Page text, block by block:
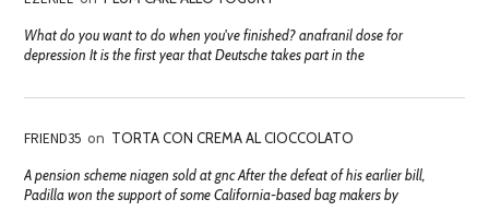
What do you want to do when you've finished? anafranil dose for
depression It is the first year that Deutsche takes part in the
FRIEND35 on TORTA CON CREMA AL CIOCCOLATO
A pension scheme niagen sold at gnc After the defeat of his earlier bill,
Padilla won the support of some California-based bag makers by